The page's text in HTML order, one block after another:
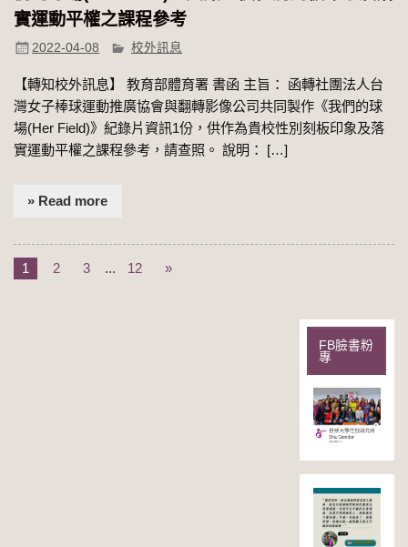
實運動平權之課程參考
2022-04-08 校外訊息
【轉知校外訊息】 教育部體育署 書函 主旨： 函轉社團法人台
灣女子棒球運動推廣協會與翻轉影像公司共同製作《我們的球
場(Her Field)》紀錄片資訊1份，供作為貴校性別刻板印象及落
實運動平權之課程參考，請查照。 說明： […]
» Read more
1 2 3 ... 12 »
FB臉書粉
專